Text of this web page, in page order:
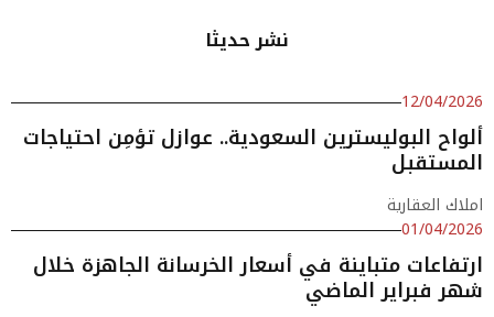
نشر حديثا
12/04/2026
ألواح البوليسترين السعودية.. عوازل تؤمِن احتياجات
المستقبل
املاك العقارية
01/04/2026
ارتفاعات متباينة في أسعار الخرسانة الجاهزة خلال
شهر فبراير الماضي